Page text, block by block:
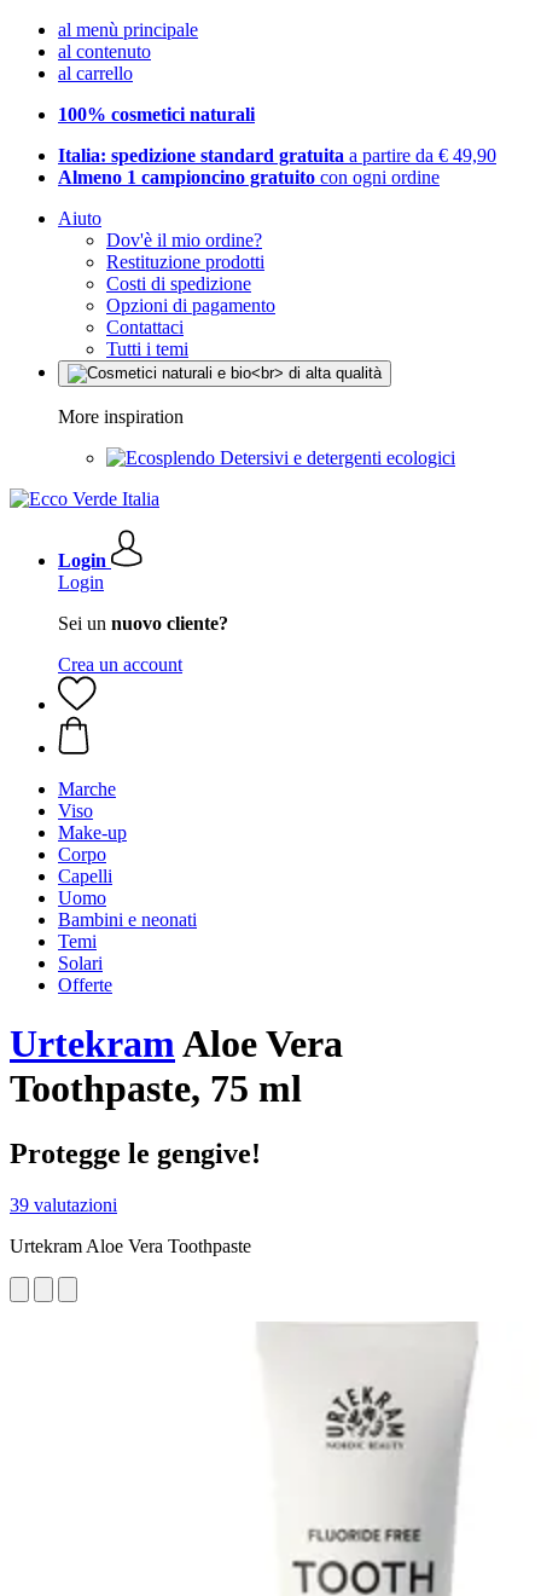
al menù principale
al contenuto
al carrello
100% cosmetici naturali
Italia: spedizione standard gratuita a partire da € 49,90
Almeno 1 campioncino gratuito con ogni ordine
Aiuto
Dov'è il mio ordine?
Restituzione prodotti
Costi di spedizione
Opzioni di pagamento
Contattaci
Tutti i temi
More inspiration
Detersivi e detergenti ecologici
Login
Login
Sei un nuovo cliente?
Crea un account
Marche
Viso
Make-up
Corpo
Capelli
Uomo
Bambini e neonati
Temi
Solari
Offerte
UrtekramAloe Vera
Toothpaste, 75 ml
Protegge le gengive!
39 valutazioni
Urtekram Aloe Vera Toothpaste